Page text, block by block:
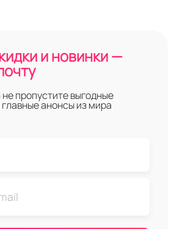
и новинки —
пропустите выгодные
анонсы из мира